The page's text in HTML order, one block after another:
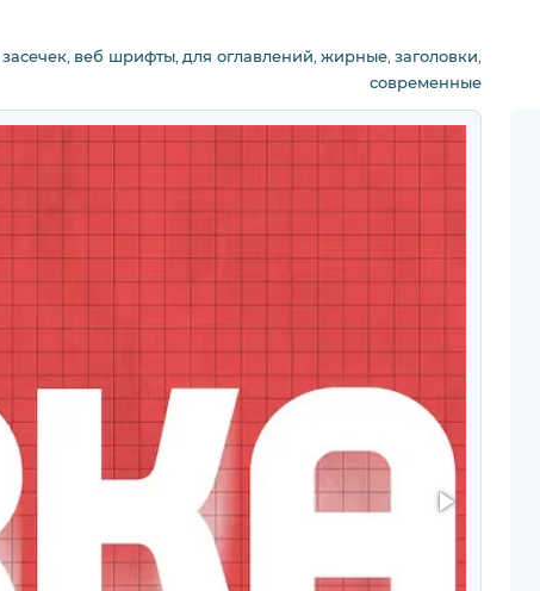
веб шрифты для оглавлений жирные заголовки
современные